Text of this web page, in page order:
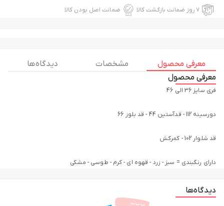
۷ روز ضمانت بازگشت کالا ضمانت اصل بودن کالا
معرفی محصول مشخصات
دیدگاه ها
معرفی محصول
فری سایز 36 الی 46
دارای رنگبندی = سبز - زرد - قهوه ای - کرم - طوسی - مشکی
دیدگاه‌ها